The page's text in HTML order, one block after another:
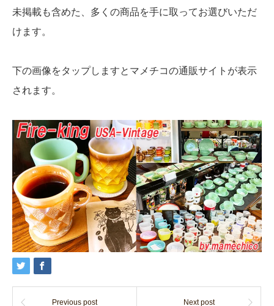
未掲載も含めた、多くの商品を手に取ってお選びいただ
けます。
下の画像をタップしますとマメチコの通販サイトが表示
されます。
Previous post Next post